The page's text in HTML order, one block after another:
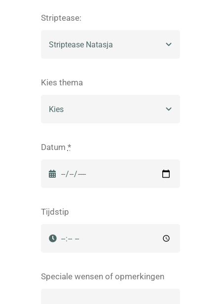
Striptease:
Kies thema
Datum *
Tijdstip
Speciale wensen of opmerkingen